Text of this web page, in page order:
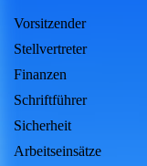
Vorsitzender
Stellvertreter
Finanzen
Schriftführer
Sicherheit
Arbeitseinsätze